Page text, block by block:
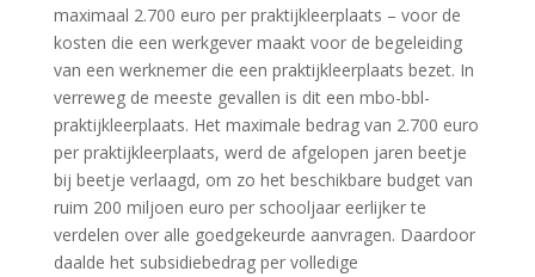
maximaal 2.700 euro per praktijkleerplaats – voor de
kosten die een werkgever maakt voor de begeleiding
van een werknemer die een praktijkleerplaats bezet. In
verreweg de meeste gevallen is dit een mbo-bbl-
praktijkleerplaats. Het maximale bedrag van 2.700 euro
per praktijkleerplaats, werd de afgelopen jaren beetje
bij beetje verlaagd, om zo het beschikbare budget van
ruim 200 miljoen euro per schooljaar eerlijker te
verdelen over alle goedgekeurde aanvragen. Daardoor
daalde het subsidiebedrag per volledige